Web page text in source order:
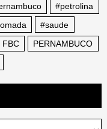
#petrolina
#saude
FBC
PERNAMBUCO